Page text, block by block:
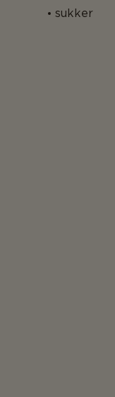
sukker